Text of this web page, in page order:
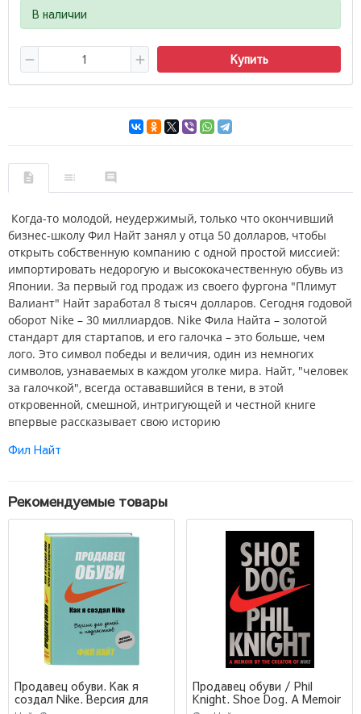
В наличии
Купить
Когда-то молодой, неудержимый, только что окончивший
бизнес-школу Фил Найт занял у отца 50 долларов, чтобы
открыть собственную компанию с одной простой миссией:
импортировать недорогую и высококачественную обувь из
Японии. За первый год продаж из своего фургона "Плимут
Валиант" Найт заработал 8 тысяч долларов. Сегодня годовой
оборот Nike – 30 миллиардов. Nike Фила Найта – золотой
стандарт для стартапов, и его галочка – это больше, чем
лого. Это символ победы и величия, один из немногих
символов, узнаваемых в каждом уголке мира. Найт, "человек
за галочкой", всегда остававшийся в тени, в этой
откровенной, смешной, интригующей и честной книге
впервые рассказывает свою историю
Фил Найт
Рекомендуемые товары
Продавец обуви. Как я
создал Nike. Версия для
Продавец обуви / Phil
Knight. Shoe Dog. A Memoir